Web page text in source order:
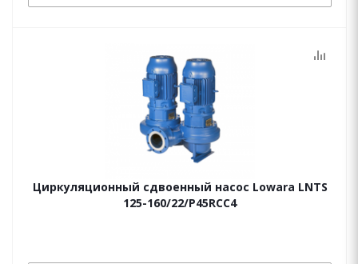
Циркуляционный сдвоенный насос Lowara LNTS
125-160/22/P45RCC4